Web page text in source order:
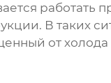
работать
В таких
от